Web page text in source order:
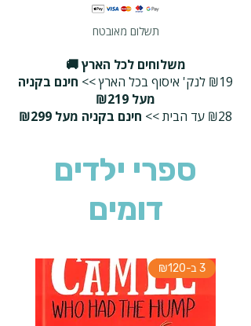
תשלום מאובטח
משלוחים לכל הארץ 🚚
₪19 לנק' איסוף בכל הארץ >>
חינם בקניה
מעל ₪219
₪28 עד הבית >>
חינם בקניה מעל ₪299
ספרי ילדים
דומים
3 ב-₪120